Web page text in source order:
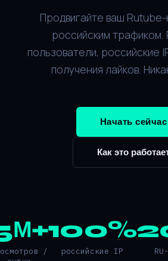
Продвигайте ваш
российским трафиком.
пользователи, российские
получения лайков.
Начать сейчас
Как это
/
100%
российские IP